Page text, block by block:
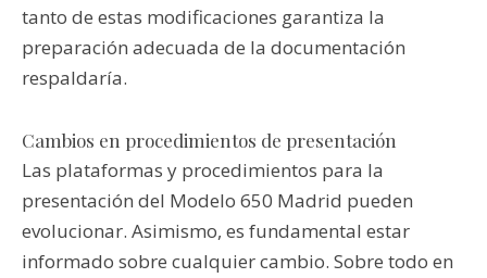
tanto de estas modificaciones garantiza la
preparación adecuada de la documentación
respaldaría.
Cambios en procedimientos de presentación
Las plataformas y procedimientos para la
presentación del Modelo 650 Madrid pueden
evolucionar. Asimismo, es fundamental estar
informado sobre cualquier cambio. Sobre todo en